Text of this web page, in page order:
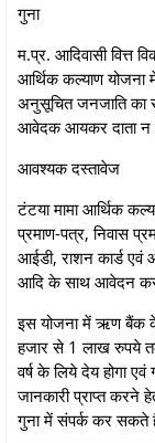
गुना
म.प्र. आदिवासी वित्त
आर्थिक कल्‍याण
अनुसूचित जनजाति का
आवेदक आयकर दाता न
आवश्यक दस्तावेज
टंटया मामा आर्थिक
प्रमाण-पत्र, निवास
आईडी, राशन कार्ड एवं
आदि के साथ आवेदन
इस योजना में ऋण बैंक के
हजार से 1 लाख रुपये
वर्ष के लिये देय होगा एवं
जानकारी प्राप्त करने
गुना में संपर्क कर सकते